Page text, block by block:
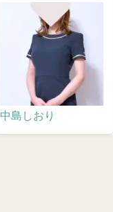
中島しおり